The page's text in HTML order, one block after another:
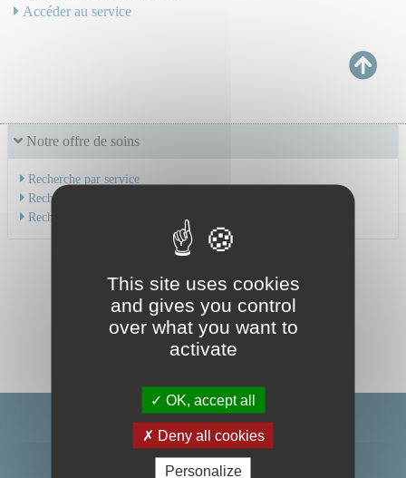
Notre offre de soins
Recherche par service
Recherche par spécialité
Recherche par médecin
Accéder au service
This site uses cookies
and gives you control
over what you want to
activate
OK, accept all
Deny all cookies
Personalize